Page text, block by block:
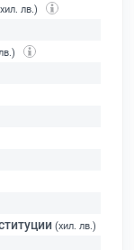
лв.)
(хил. лв.)